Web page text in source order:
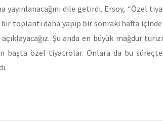
dile getirdi. Ersoy, “Özel
toplantı daha yapıp bir sonraki hafta
Şu anda en büyük mağdur
başta özel tiyatrolar. Onlara da bu